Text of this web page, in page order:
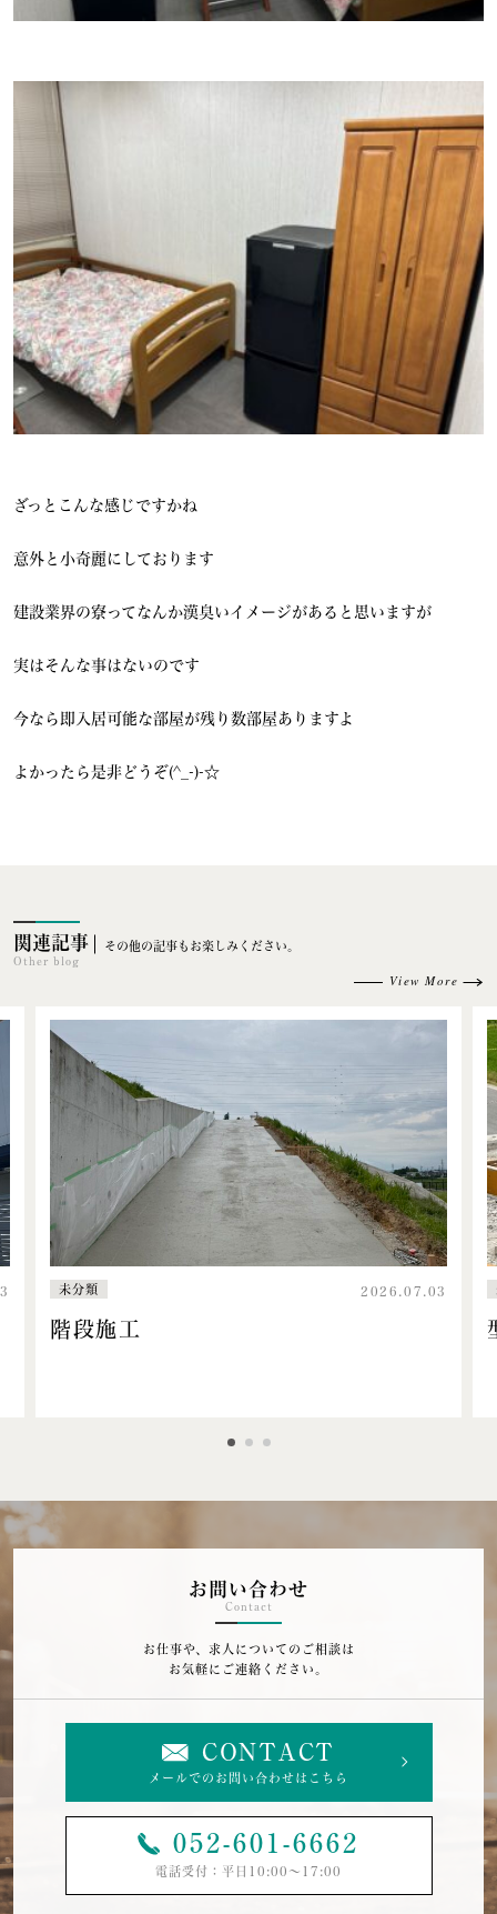
ざっとこんな感じですかね
意外と小奇麗にしております
建設業界の寮ってなんか漢臭いイメージがあると思いますが
実はそんな事はないのです
今なら即入居可能な部屋が残り数部屋ありますよ
よかったら是非どうぞ(^_-)-☆
関連記事
Other blog
その他の記事もお楽しみください。
View More
未分類 2026.07.03
階段施工
お問い合わせ
Contact
お仕事や、求人についてのご相談は
お気軽にご連絡ください。
CONTACT
メールでのお問い合わせはこちら
052-601-6662
電話受付：平日10:00〜17:00